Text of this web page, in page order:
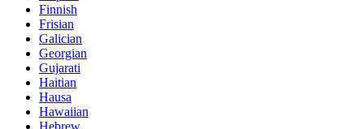
Finnish
Frisian
Galician
Georgian
Gujarati
Haitian
Hausa
Hawaiian